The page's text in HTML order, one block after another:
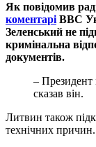
Як повідомив
коментарі BBC
Зеленський не
кримінальна
документів.
– Президент
сказав він.
Литвин також
технічних причин.